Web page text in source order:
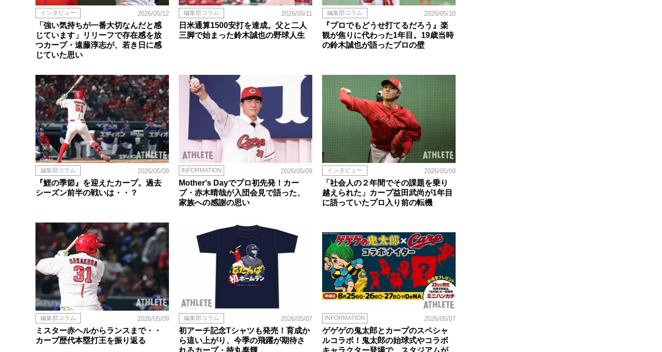
インタビュー 2026/05/12
「強い気持ちが一番大切なんだと感
じています」リリーフで存在感を放
つカープ・遠藤淳志が、若き日に感
じていた思い
編集部コラム 2026/05/11
日米通算1500安打を達成。父と二人
三脚で始まった鈴木誠也の野球人生
編集部コラム 2026/05/10
『プロでもどうせ打てるだろう』楽
観が焦りに代わった1年目。19歳当時
の鈴木誠也が語ったプロの壁
編集部コラム 2026/05/09
『鯉の季節』を迎えたカープ。過去
シーズン前半の戦いは・・？
INFORMATION 2026/05/09
Motherʼs Dayでプロ初先発！カー
プ・赤木晴哉が入団会見で語った、
家族への感謝の思い
インタビュー 2026/05/09
「社会人の２年間でその課題を乗り
越えられた」カープ益田武尚が1年目
に語っていたプロ入り前の転機
編集部コラム 2026/05/09
ミスター赤ヘルからランスまで・・
カープ歴代本塁打王を振り返る
編集部コラム 2026/05/07
初アーチ記念Tシャツも発売！育成か
ら這い上がり、今季の飛躍が期待さ
れるカープ・持丸泰輝
INFORMATION 2026/05/07
ゲゲゲの鬼太郎とカープのスペシャ
ルコラボ！鬼太郎の始球式やコラボ
キャラクター登場で、スタジアムが